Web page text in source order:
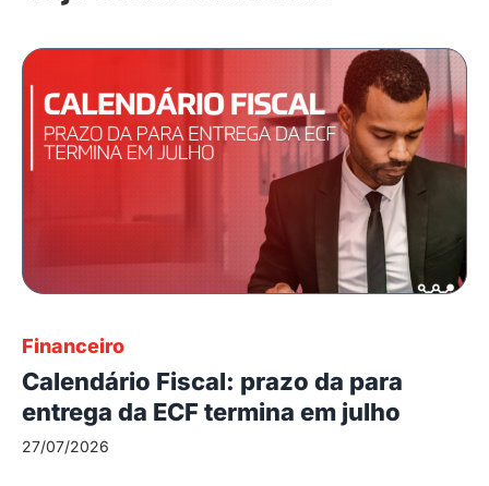
Financeiro
Calendário Fiscal: prazo da para
entrega da ECF termina em julho
27/07/2026